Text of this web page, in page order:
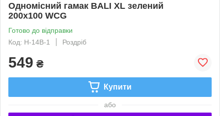
Одномісний гамак BALI XL зелений
200х100 WCG
Готово до відправки
Код: H-14B-1
Роздріб
549 ₴
Купити
або